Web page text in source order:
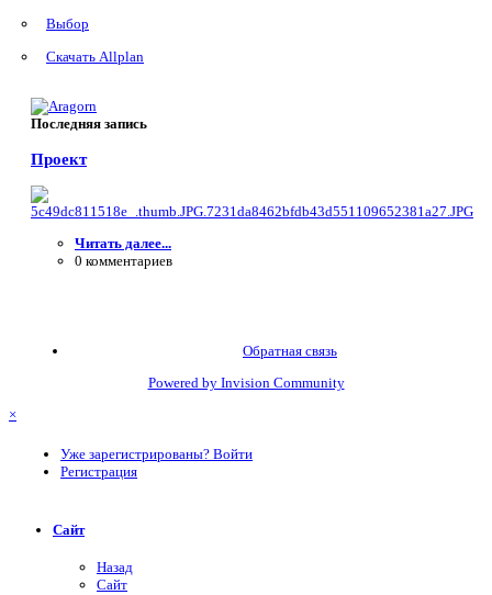
Выбор
Скачать Allplan
Последняя запись
Проект
Читать далее...
0 комментариев
Обратная связь
Powered by Invision Community
×
Уже зарегистрированы? Войти
Регистрация
Сайт
Назад
Сайт